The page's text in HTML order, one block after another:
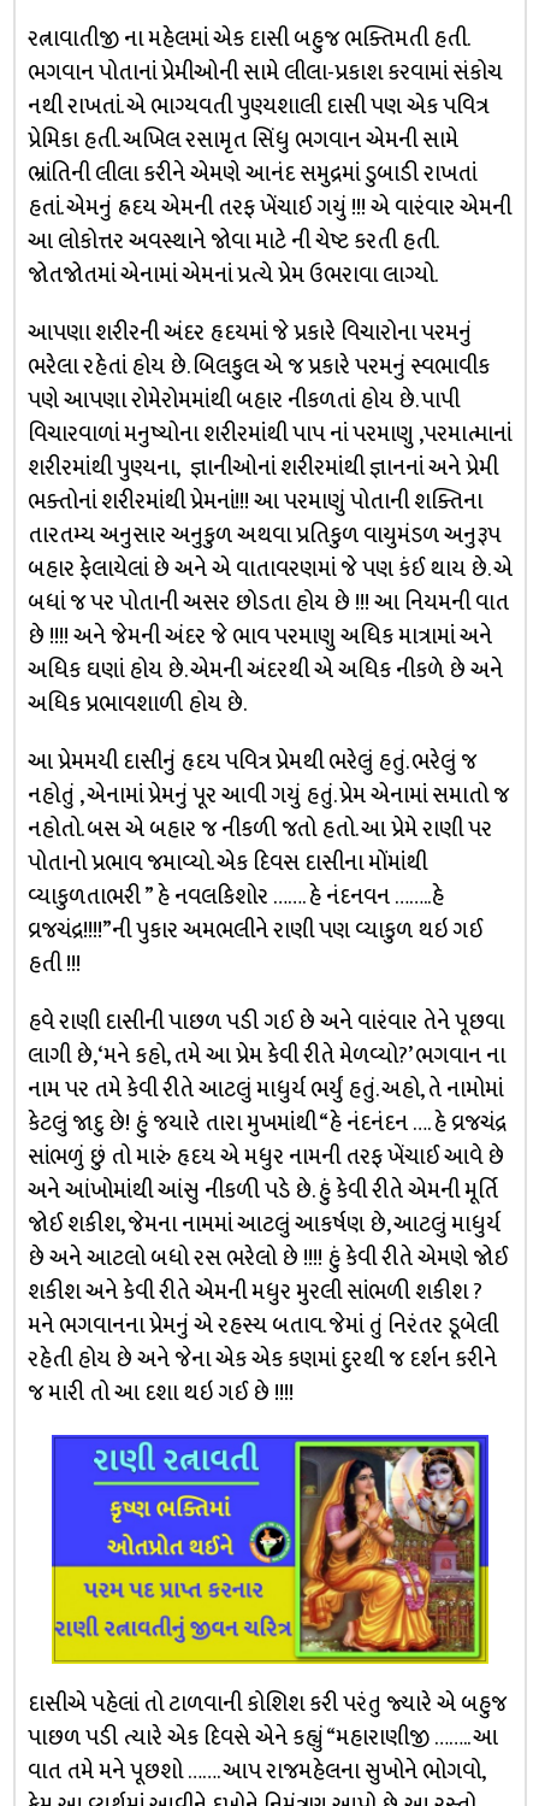
રત્નાવાતીજી ના મહેલમાં એક દાસી બહુજ ભક્તિમતી હતી.
ભગવાન પોતાનાં પ્રેમીઓની સામે લીલા-પ્રકાશ કરવામાં સંકોચ
નથી રાખતાં. એ ભાગ્યવતી પુણ્યશાલી દાસી પણ એક પવિત્ર
પ્રેમિકા હતી. અખિલ રસામૃત સિંધુ ભગવાન એમની સામે
ભ્રાંતિની લીલા કરીને એમણે આનંદ સમુદ્રમાં ડુબાડી રાખતાં
હતાં. એમનું હ્રદય એમની તરફ ખેંચાઈ ગયું !!! એ વારંવાર એમની
આ લોકોત્તર અવસ્થાને જોવા માટે ની ચેષ્ટ કરતી હતી.
જોતજોતમાં એનામાં એમનાં પ્રત્યે પ્રેમ ઉભરાવા લાગ્યો.
આપણા શરીરની અંદર હૃદયમાં જે પ્રકારે વિચારોના પરમનું
ભરેલા રહેતાં હોય છે. બિલકુલ એ જ પ્રકારે પરમનું સ્વભાવીક
પણે આપણા રોમેરોમમાંથી બહાર નીકળતાં હોય છે. પાપી
વિચારવાળાં મનુષ્યોના શરીરમાંથી પાપ નાં પરમાણુ ,પરમાત્માનાં
શરીરમાંથી પુણ્યના, જ્ઞાનીઓનાં શરીરમાંથી જ્ઞાનનાં અને પ્રેમી
ભક્તોનાં શરીરમાંથી પ્રેમનાં!!! આ પરમાણું પોતાની શક્તિના
તારતમ્ય અનુસાર અનુકુળ અથવા પ્રતિકુળ વાયુમંડળ અનુરૂપ
બહાર ફેલાયેલાં છે અને એ વાતાવરણમાં જે પણ કંઈ થાય છે. એ
બધાં જ પર પોતાની અસર છોડતા હોય છે !!! આ નિયમની વાત
છે !!!! અને જેમની અંદર જે ભાવ પરમાણુ અધિક માત્રામાં અને
અધિક ઘણાં હોય છે. એમની અંદરથી એ અધિક નીકળે છે અને
અધિક પ્રભાવશાળી હોય છે.
આ પ્રેમમયી દાસીનું હૃદય પવિત્ર પ્રેમથી ભરેલું હતું. ભરેલું જ
નહોતું , એનામાં પ્રેમનું પૂર આવી ગયું હતું. પ્રેમ એનામાં સમાતો જ
નહોતો. બસ એ બહાર જ નીકળી જતો હતો. આ પ્રેમે રાણી પર
પોતાનો પ્રભાવ જમાવ્યો. એક દિવસ દાસીના મોંમાંથી
વ્યાકુળતાભરી ” હે નવલકિશોર ……. હે નંદનવન ……..હે
વ્રજચંદ્ર!!!!”ની પુકાર અમભલીને રાણી પણ વ્યાકુળ થઇ ગઈ
હતી !!!
હવે રાણી દાસીની પાછળ પડી ગઈ છે અને વારંવાર તેને પૂછવા
લાગી છે, ‘મને કહો, તમે આ પ્રેમ કેવી રીતે મેળવ્યો?’ ભગવાન ના
નામ પર તમે કેવી રીતે આટલું માધુર્ય ભર્યું હતું. અહો, તે નામોમાં
કેટલું જાદુ છે! હું જયારે તારા મુખમાંથી “હે નંદનંદન …. હે વ્રજચંદ્ર
સાંભળું છું તો મારું હૃદય એ મધુર નામની તરફ ખેંચાઈ આવે છે
અને આંખોમાંથી આંસુ નીકળી પડે છે. હું કેવી રીતે એમની મૂર્તિ
જોઈ શકીશ, જેમના નામમાં આટલું આકર્ષણ છે, આટલું માધુર્ય
છે અને આટલો બધો રસ ભરેલો છે !!!! હું કેવી રીતે એમણે જોઈ
શકીશ અને કેવી રીતે એમની મધુર મુરલી સાંભળી શકીશ ?
મને ભગવાનના પ્રેમનું એ રહસ્ય બતાવ. જેમાં તું નિરંતર ડૂબેલી
રહેતી હોય છે અને જેના એક એક કણમાં દુરથી જ દર્શન કરીને
જ મારી તો આ દશા થઇ ગઈ છે !!!!
દાસીએ પહેલાં તો ટાળવાની કોશિશ કરી પરંતુ જ્યારે એ બહુજ
પાછળ પડી ત્યારે એક દિવસે એને કહ્યું “મહારાણીજી …….. આ
વાત તમે મને પૂછશો ……. આપ રાજમહેલના સુખોને ભોગવો,